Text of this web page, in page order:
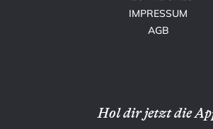
IMPRESSUM
AGB
Hol dir jetzt die